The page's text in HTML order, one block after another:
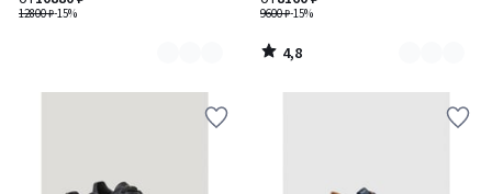
12800 ₽-15% 9600 ₽-15%
4,8
/